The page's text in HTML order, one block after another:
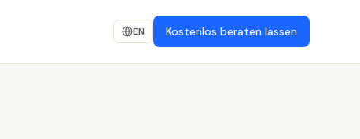
EN Kostenlos beraten lassen